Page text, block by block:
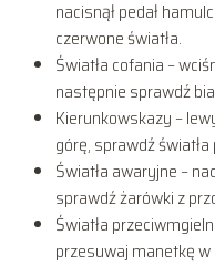
nacisnął pedał
czerwone światła.
Światła cofania –
następnie sprawdź
Kierunkowskazy –
górę, sprawdź
Światła awaryjne –
sprawdź żarówki z
Światła
przesuwaj manetkę w